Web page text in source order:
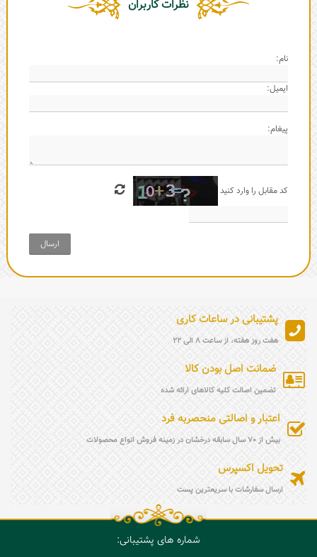
نظرات کاربران
نام:
ایمیل:
پیغام:
کد مقابل را وارد کنید
ارسال
پشتیبانی در ساعات کاری
هفت روز هفته، از ساعت 8 الی 22
ضمانت اصل بودن کالا
تضمین اصالت کلیه کالاهای ارائه شده
اعتبار و اصالتی منحصربه فرد
بیش از 70 سال سابقه درخشان در زمینه فروش انواع محصولات
تحویل اکسپرس
ارسال سفارشات با سریعترین پست
شماره های پشتیبانی: